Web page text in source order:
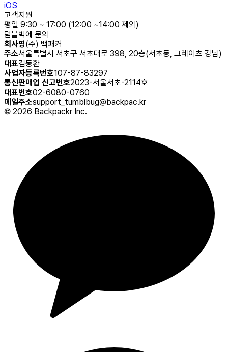
iOS
고객지원
평일 9:30 ~ 17:00 (12:00 ~14:00 제외)
텀블벅에 문의
회사명(주) 백패커
주소서울특별시 서초구 서초대로 398, 20층(서초동, 그레이츠 강남)
대표김동환
사업자등록번호107-87-83297
통신판매업 신고번호2023-서울서초-2114호
대표번호02-6080-0760
메일주소support_tumblbug@backpac.kr
© 2026 Backpackr Inc.